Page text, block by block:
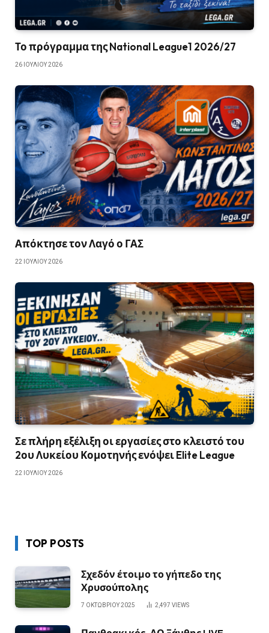
Το πρόγραμμα της National League1 2026/27
26 ΙΟΥΛΊΟΥ 2026
Απόκτησε τον Λαγό ο ΓΑΣ
22 ΙΟΥΛΊΟΥ 2026
Σε πλήρη εξέλιξη οι εργασίες στο κλειστό του
2ου Λυκείου Κομοτηνής ενόψει Elite League
22 ΙΟΥΛΊΟΥ 2026
TOP POSTS
Σχεδόν έτοιμο το γήπεδο της
Χρυσούπολης
7 ΟΚΤΩΒΡΊΟΥ 2025 2,497 VIEWS